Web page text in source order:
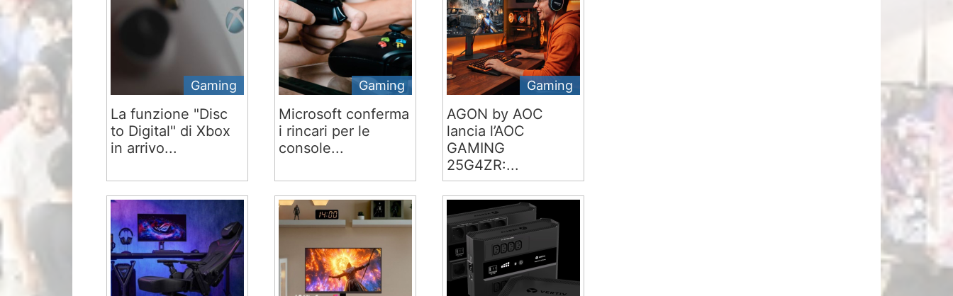
Gaming
La funzione "Disc
to Digital" di Xbox
in arrivo...
Gaming
Microsoft conferma
i rincari per le
console...
Gaming
AGON by AOC
lancia l’AOC
GAMING
25G4ZR:...